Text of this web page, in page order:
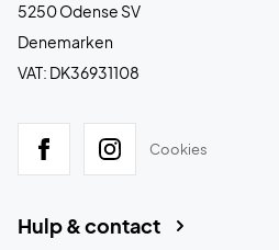
5250 Odense SV
Denemarken
VAT: DK36931108
Cookies
Hulp & contact